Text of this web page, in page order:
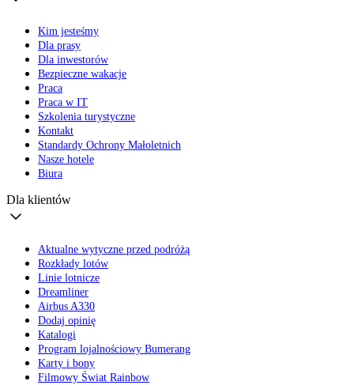
Kim jesteśmy
Dla prasy
Dla inwestorów
Bezpieczne wakacje
Praca
Praca w IT
Szkolenia turystyczne
Kontakt
Standardy Ochrony Małoletnich
Nasze hotele
Biura
Dla klientów
Aktualne wytyczne przed podróżą
Rozkłady lotów
Linie lotnicze
Dreamliner
Airbus A330
Dodaj opinię
Katalogi
Program lojalnościowy Bumerang
Karty i bony
Filmowy Świat Rainbow